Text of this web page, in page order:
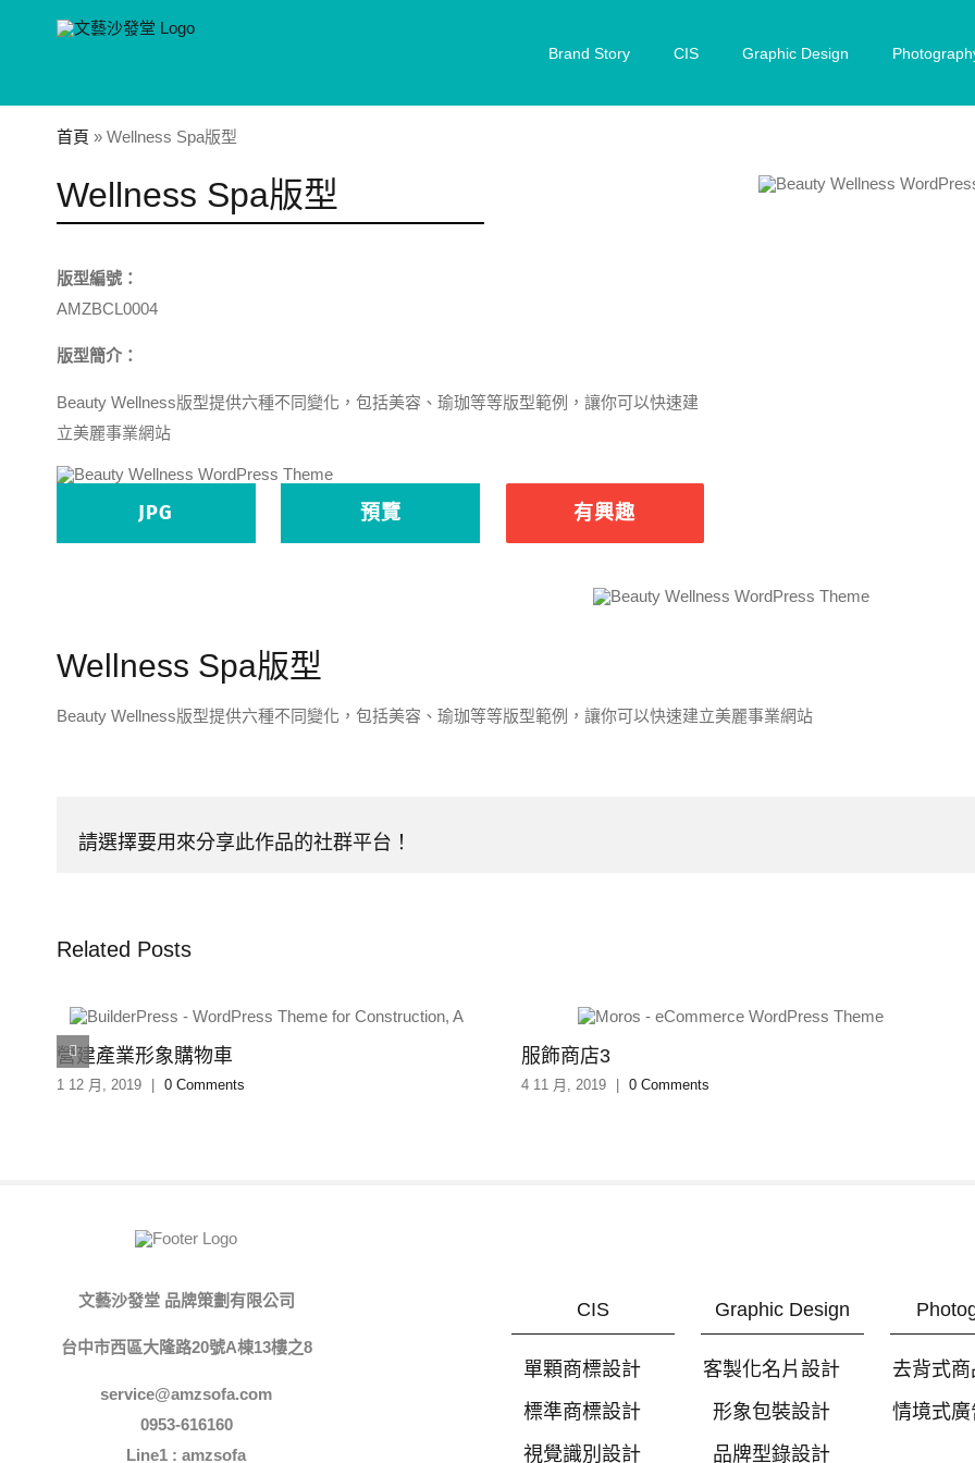
Brand Story CIS Graphic Design
首頁 » Wellness Spa版型
Wellness Spa版型
版型編號：
AMZBCL0004
版型簡介：
Beauty Wellness版型提供六種不同變化，包括美容、瑜珈等等版型範例，讓你可以快速建
立美麗事業網站
JPG 預覽 有興趣
Wellness Spa版型
Beauty Wellness版型提供六種不同變化，包括美容、瑜珈等等版型範例，讓你可以快速建立美麗事業網站
請選擇要用來分享此作品的社群平台！
Related Posts
營建產業形象購物車
1 12 月, 2019 0 Comments
服飾商店3
4 11 月, 2019 0 Comments
文藝沙發堂 品牌策劃有限公司
台中市西區大隆路20號A棟13樓之8
service@amzsofa.com
0953-616160
Line1 : amzsofa
CIS
單顆商標設計
標準商標設計
視覺識別設計
Graphic Design
客製化名片設計
形象包裝設計
品牌型錄設計
去背式
情境式廣